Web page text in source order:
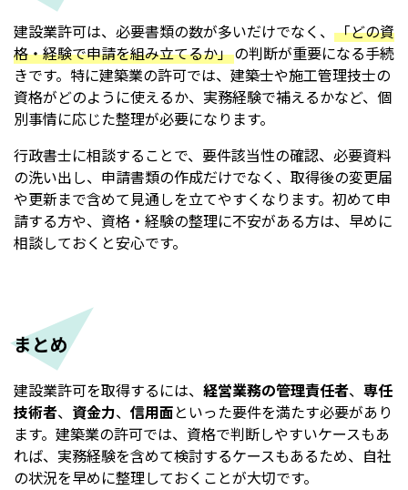
建設業許可は、必要書類の数が多いだけでなく、 「どの資
格・経験で申請を組み立てるか」の判断が重要になる手続
きです。特に建築業の許可では、建築士や施工管理技士の
資格がどのように使えるか、実務経験で補えるかなど、個
別事情に応じた整理が必要になります。
行政書士に相談することで、要件該当性の確認、必要資料
の洗い出し、申請書類の作成だけでなく、取得後の変更届
や更新まで含めて見通しを立てやすくなります。初めて申
請する方や、資格・経験の整理に不安がある方は、早めに
相談しておくと安心です。
まとめ
建設業許可を取得するには、 経営業務の管理責任者、 専任
技術者、 資金力、 信用面といった要件を満たす必要があり
ます。建築業の許可では、資格で判断しやすいケースもあ
れば、実務経験を含めて検討するケースもあるため、自社
の状況を早めに整理しておくことが大切です。